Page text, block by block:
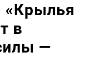
«Крылья
в
—